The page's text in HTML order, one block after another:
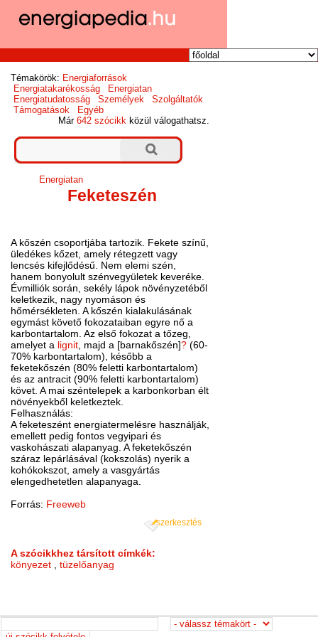
Témakörök: Energiaforrások
Energiatakarékosság
Energiatan
Energiatudatosság
Személyek
Szolgáltatók
Támogatások
Egyéb
Már642 szócikk közül válogathatsz.
Energiatan
Feketeszén
A kőszén csoportjába tartozik. Fekete színű,
üledékes kőzet, amely rétegzett vagy
lencsés kifejlődésű. Nem elemi szén,
hanem bonyolult szénvegyületek keveréke.
Évmilliók során, sekély lápok növényzetéből
keletkezik, nagy nyomáson és
hőmérsékleten. A kőszén kialakulásának
egymást követő fokozataiban egyre nő a
karbontartalom. Az első fokozat a tőzeg,
amelyet a lignit, majd a [barnakőszén]? (60-
70% karbontartalom), később a
feketekőszén (80% feletti karbontartalom)
és az antracit (90% feletti karbontartalom)
követ. A mai széntelepek a karbonkorban élt
növényekből keletkeztek.
Felhasználás:
A feketeszént energiatermelésre használják,
emellett pedig fontos vegyipari és
vaskohászati alapanyag. A feketekőszén
száraz lepárlásával (kokszolás) nyerik a
kohókokszot, amely a vasgyártás
elengedhetetlen alapanyaga.
Forrás: Freeweb
szerkesztés
A szócikkhez társított címkék:
könyezet ,tüzelőanyag